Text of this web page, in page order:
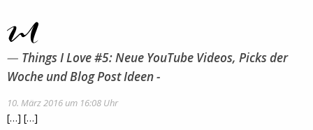
Things I Love #5: Neue YouTube Videos, Picks der
Woche und Blog Post Ideen -
10. März 2016 um 16:08 Uhr
[…] […]